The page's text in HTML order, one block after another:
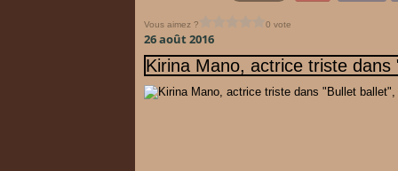
Vous aimez ? 0 vote
26 août 2016
Kirina Mano, actrice triste